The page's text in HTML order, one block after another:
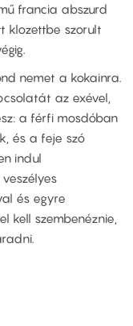
francia abszurd
klozettbe szorult
nemet a kokainra.
az exével,
a férfi mosdóban
és a feje szó
indul
és egyre
kell szembenéznie,